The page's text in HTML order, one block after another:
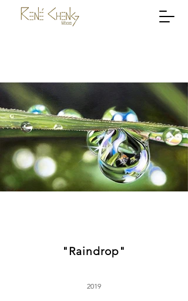
"Raindrop"
2019